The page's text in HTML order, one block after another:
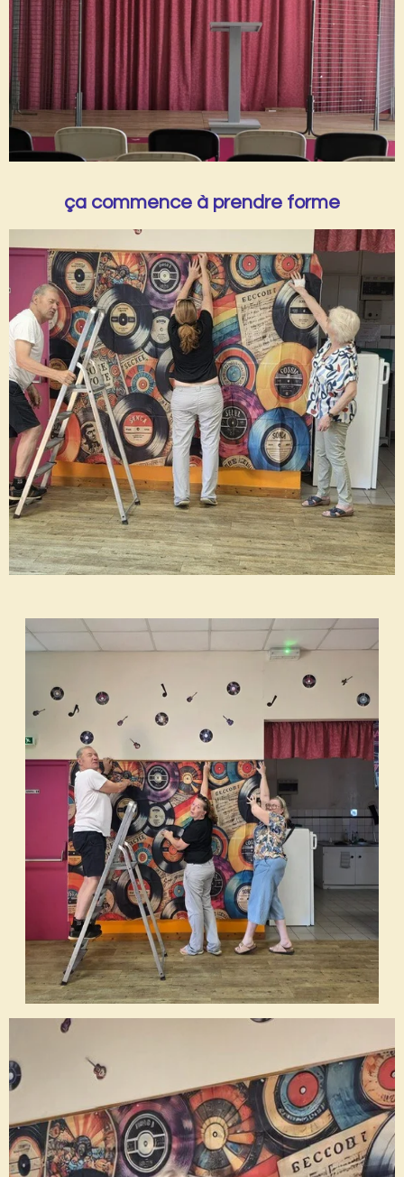
ça commence à prendre forme